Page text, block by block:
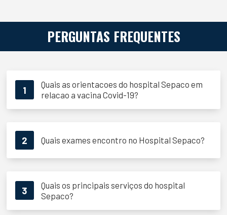
PERGUNTAS FREQUENTES
1
Quais as orientacoes do hospital Sepaco em
relacao a vacina Covid-19?
2 Quais exames encontro no Hospital Sepaco?
3
Quais os principais serviços do hospital
Sepaco?